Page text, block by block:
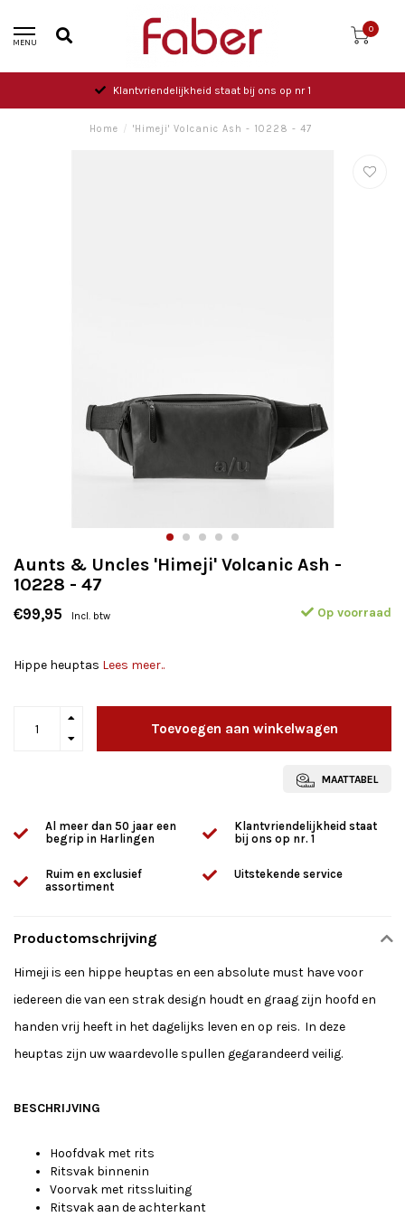
MENU
0
Klantvriendelijkheid staat bij ons op nr 1
Home / 'Himeji' Volcanic Ash - 10228 - 47
Aunts & Uncles 'Himeji' Volcanic Ash -
10228 - 47
€99,95 Incl. btw Op voorraad
Hippe heuptas Lees meer..
Toevoegen aan winkelwagen
MAATTABEL
Al meer dan 50 jaar een
begrip in Harlingen
Klantvriendelijkheid staat
bij ons op nr. 1
Ruim en exclusief
assortiment
Uitstekende service
Productomschrijving
Himeji is een hippe heuptas en een absolute must have voor
iedereen die van een strak design houdt en graag zijn hoofd en
handen vrij heeft in het dagelijks leven en op reis. In deze
heuptas zijn uw waardevolle spullen gegarandeerd veilig.
BESCHRIJVING
Hoofdvak met rits
Ritsvak binnenin
Voorvak met ritssluiting
Ritsvak aan de achterkant